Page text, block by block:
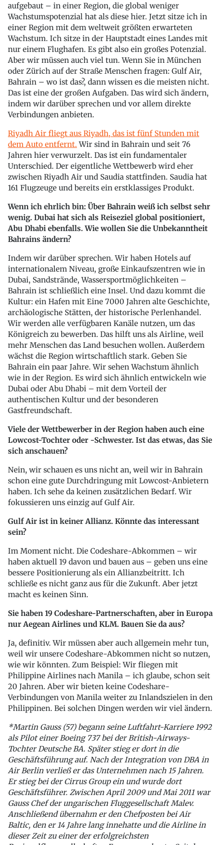
aufgebaut – in einer Region, die global weniger
Wachstumspotenzial hat als diese hier. Jetzt sitze ich in
einer Region mit dem weltweit größten erwarteten
Wachstum. Ich sitze in der Hauptstadt eines Landes mit
nur einem Flughafen. Es gibt also ein großes Potenzial.
Aber wir müssen auch viel tun. Wenn Sie in München
oder Zürich auf der Straße Menschen fragen: Gulf Air,
Bahrain – wo ist das?, dann wissen es die meisten nicht.
Das ist eine der großen Aufgaben. Das wird sich ändern,
indem wir darüber sprechen und vor allem direkte
Verbindungen anbieten.
Riyadh Air fliegt aus Riyadh, das ist fünf Stunden mit
dem Auto entfernt. Wir sind in Bahrain und seit 76
Jahren hier verwurzelt. Das ist ein fundamentaler
Unterschied. Der eigentliche Wettbewerb wird eher
zwischen Riyadh Air und Saudia stattfinden. Saudia hat
161 Flugzeuge und bereits ein erstklassiges Produkt.
Wenn ich ehrlich bin: Über Bahrain weiß ich selbst sehr
wenig. Dubai hat sich als Reiseziel global positioniert,
Abu Dhabi ebenfalls. Wie wollen Sie die Unbekanntheit
Bahrains ändern?
Indem wir darüber sprechen. Wir haben Hotels auf
internationalem Niveau, große Einkaufszentren wie in
Dubai, Sandstrände, Wassersportmöglichkeiten –
Bahrain ist schließlich eine Insel. Und dazu kommt die
Kultur: ein Hafen mit Eine 7000 Jahren alte Geschichte,
archäologische Stätten, der historische Perlenhandel.
Wir werden alle verfügbaren Kanäle nutzen, um das
Königreich zu bewerben. Das hilft uns als Airline, weil
mehr Menschen das Land besuchen wollen. Außerdem
wächst die Region wirtschaftlich stark. Geben Sie
Bahrain ein paar Jahre. Wir sehen Wachstum ähnlich
wie in der Region. Es wird sich ähnlich entwickeln wie
Dubai oder Abu Dhabi – mit dem Vorteil der
authentischen Kultur und der besonderen
Gastfreundschaft.
Viele der Wettbewerber in der Region haben auch eine
Lowcost-Tochter oder -Schwester. Ist das etwas, das Sie
sich anschauen?
Nein, wir schauen es uns nicht an, weil wir in Bahrain
schon eine gute Durchdringung mit Lowcost-Anbietern
haben. Ich sehe da keinen zusätzlichen Bedarf. Wir
fokussieren uns einzig auf Gulf Air.
Gulf Air ist in keiner Allianz. Könnte das interessant
sein?
Im Moment nicht. Die Codeshare-Abkommen – wir
haben aktuell 19 davon und bauen aus – geben uns eine
bessere Positionierung als ein Allianzbeitritt. Ich
schließe es nicht ganz aus für die Zukunft. Aber jetzt
macht es keinen Sinn.
Sie haben 19 Codeshare-Partnerschaften, aber in Europa
nur Aegean Airlines und KLM. Bauen Sie da aus?
Ja, definitiv. Wir müssen aber auch allgemein mehr tun,
weil wir unsere Codeshare-Abkommen nicht so nutzen,
wie wir könnten. Zum Beispiel: Wir fliegen mit
Philippine Airlines nach Manila – ich glaube, schon seit
20 Jahren. Aber wir bieten keine Codeshare-
Verbindungen von Manila weiter zu Inlandszielen in den
Philippinen. Bei solchen Dingen werden wir viel ändern.
*Martin Gauss (57) begann seine Luftfahrt-Karriere 1992
als Pilot einer Boeing 737 bei der British-Airways-
Tochter Deutsche BA. Später stieg er dort in die
Geschäftsführung auf. Nach der Integration von DBA in
Air Berlin verließ er das Unternehmen nach 15 Jahren.
Er stieg bei der Cirrus Group ein und wurde dort
Geschäftsführer. Zwischen April 2009 und Mai 2011 war
Gauss Chef der ungarischen Fluggesellschaft Malev.
Anschließend übernahm er den Chefposten bei Air
Baltic, den er 14 Jahre lang innehatte und die Airline in
dieser Zeit zu einer der erfolgreichsten